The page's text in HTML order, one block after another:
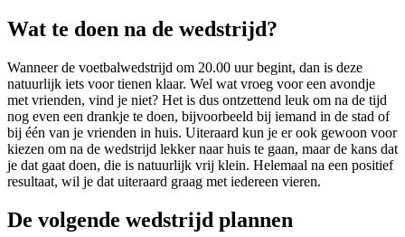
Wat te doen na de wedstrijd?
Wanneer de voetbalwedstrijd om 20.00 uur begint, dan is deze
natuurlijk iets voor tienen klaar. Wel wat vroeg voor een avondje
met vrienden, vind je niet? Het is dus ontzettend leuk om na de tijd
nog even een drankje te doen, bijvoorbeeld bij iemand in de stad of
bij één van je vrienden in huis. Uiteraard kun je er ook gewoon voor
kiezen om na de wedstrijd lekker naar huis te gaan, maar de kans dat
je dat gaat doen, die is natuurlijk vrij klein. Helemaal na een positief
resultaat, wil je dat uiteraard graag met iedereen vieren.
De volgende wedstrijd plannen